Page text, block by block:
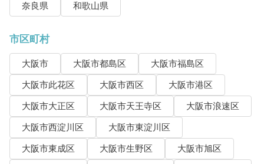
奈良県
和歌山県
市区町村
大阪市 大阪市都島区
大阪市福島区
大阪市此花区
大阪市西区
大阪市港区
大阪市大正区
大阪市天王寺区
大阪市浪速区
大阪市西淀川区
大阪市東淀川区
大阪市東成区
大阪市生野区
大阪市旭区